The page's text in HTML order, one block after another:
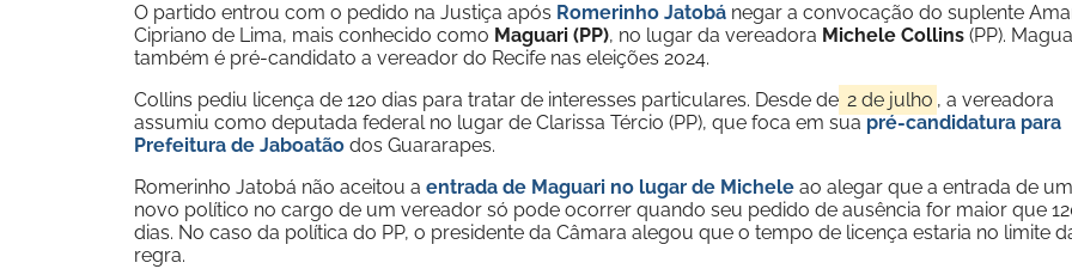
O partido entrou com o pedido na Justiça após Romerinho Jatobá negar a convocação do suplente
Cipriano de Lima, mais conhecido como Maguari (PP), no lugar da vereadora Michele Collins (PP).
também é pré-candidato a vereador do Recife nas eleições 2024.
Collins pediu licença de 120 dias para tratar de interesses particulares. Desde de 2 de julho , a vereadora
assumiu como deputada federal no lugar de Clarissa Tércio (PP), que foca em suapré-candidatura para
Prefeitura de Jaboatão dos Guararapes.
Romerinho Jatobá não aceitou a entrada de Maguari no lugar de Michele ao alegar que a entrada de um
novo político no cargo de um vereador só pode ocorrer quando seu pedido de ausência for maior que
dias. No caso da política do PP, o presidente da Câmara alegou que o tempo de licença estaria no limite
regra.